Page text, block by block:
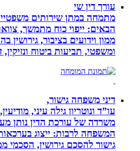
עורך דין שי
מתמחה במתן שירותים משפטיים
הבאים: ייפוי כוח מתמשך, צוואות
ממון וידועים בציבור, גירושין
ומשפטי, תביעות ביטוח ונזיקין, דיני
דיני משפחה גישור,
עו”ד ונוטריון גילה עיני, מודיעין,
משרדה של עורכת הדין נותן מענה
המשפחה לרבות: ייצוג בערכאות,
גישור להסכם גירושין, הסכמי ממון,